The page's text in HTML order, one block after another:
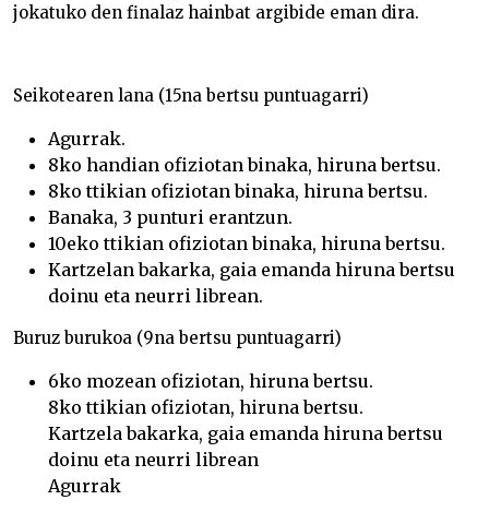
jokatuko den finalaz hainbat argibide eman dira.
Seikotearen lana (15na bertsu puntuagarri)
Agurrak.
8ko handian ofiziotan binaka, hiruna bertsu.
8ko ttikian ofiziotan binaka, hiruna bertsu.
Banaka, 3 punturi erantzun.
10eko ttikian ofiziotan binaka, hiruna bertsu.
Kartzelan bakarka, gaia emanda hiruna bertsu
doinu eta neurri librean.
Buruz burukoa (9na bertsu puntuagarri)
6ko mozean ofiziotan, hiruna bertsu.
8ko ttikian ofiziotan, hiruna bertsu.
Kartzela bakarka, gaia emanda hiruna bertsu
doinu eta neurri librean
Agurrak